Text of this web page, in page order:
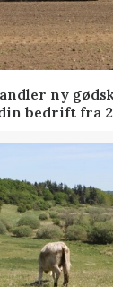
ny
bedrift fra